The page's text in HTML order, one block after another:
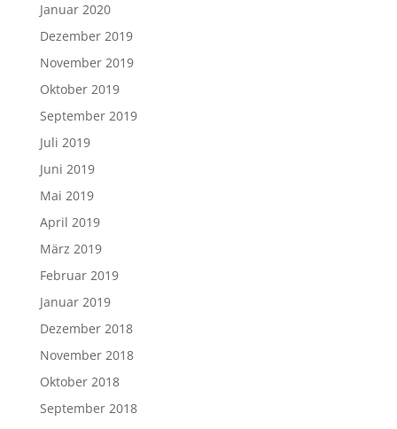
Januar 2020
Dezember 2019
November 2019
Oktober 2019
September 2019
Juli 2019
Juni 2019
Mai 2019
April 2019
März 2019
Februar 2019
Januar 2019
Dezember 2018
November 2018
Oktober 2018
September 2018